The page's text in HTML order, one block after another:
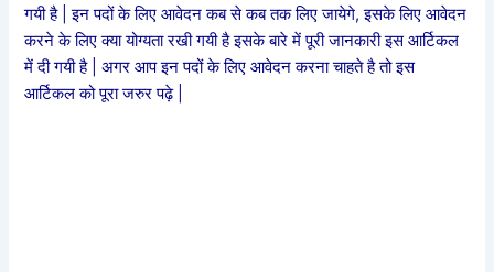
गयी है | इन पदों के लिए आवेदन कब से कब तक लिए जायेगे, इसके लिए आवेदन
करने के लिए क्या योग्यता रखी गयी है इसके बारे में पूरी जानकारी इस आर्टिकल
में दी गयी है | अगर आप इन पदों के लिए आवेदन करना चाहते है तो इस
आर्टिकल को पूरा जरुर पढ़े |